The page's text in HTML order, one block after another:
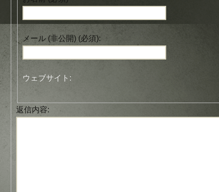
メール (非公開) (必須):
ウェブサイト:
返信内容: